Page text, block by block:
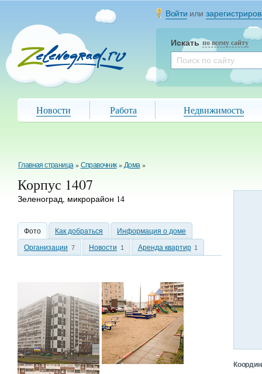
Войти или
Искать по всему сайту
Новости Работа Недвижимость
Главная страница »Справочник » Дома »
Корпус 1407
Зеленоград, микрорайон 14
Фото Как добраться
Информация о доме
Организации 7 Новости 1 Аренда квартир 1